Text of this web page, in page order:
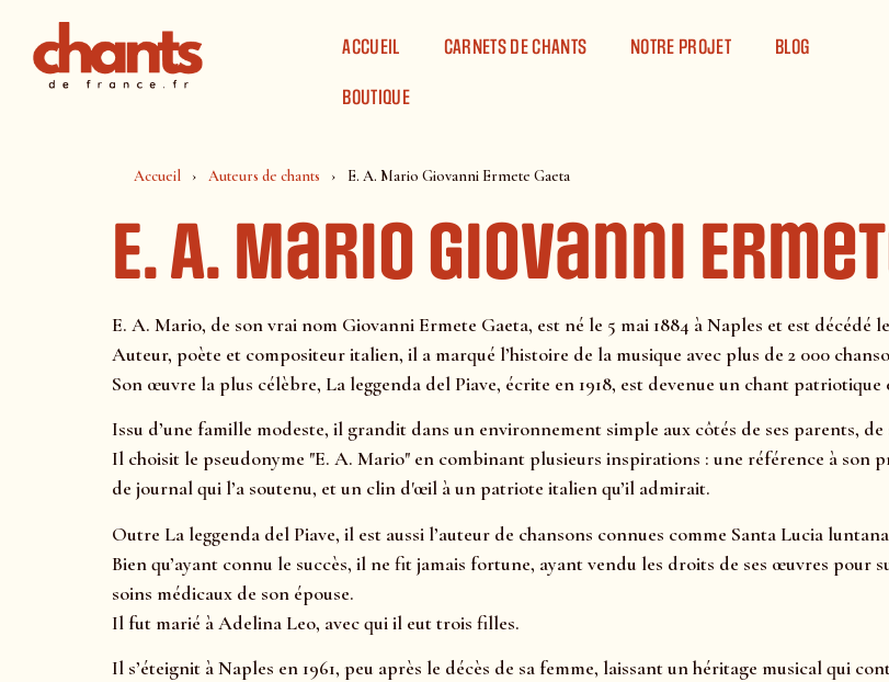
ACCUEIL CARNETS DE CHANTS NOTRE PROJET BLOG
BOUTIQUE
Accueil Auteurs de chants E. A. Mario Giovanni Ermete Gaeta
E. A. Mario Giovanni
E. A. Mario, de son vrai nom Giovanni Ermete Gaeta, est né le 5 mai 1884 à Naples et est décédé le
Auteur, poète et compositeur italien, il a marqué l’histoire de la musique avec plus de 2 000
Son œuvre la plus célèbre, La leggenda del Piave, écrite en 1918, est devenue un chant
Issu d’une famille modeste, il grandit dans un environnement simple aux côtés de ses parents,
Il choisit le pseudonyme "E. A. Mario" en combinant plusieurs inspirations : une référence à son
de journal qui l’a soutenu, et un clin d'œil à un patriote italien qu’il admirait.
Outre La leggenda del Piave, il est aussi l’auteur de chansons connues comme Santa Lucia
Bien qu’ayant connu le succès, il ne fit jamais fortune, ayant vendu les droits de ses œuvres pour
soins médicaux de son épouse.
Il fut marié à Adelina Leo, avec qui il eut trois filles.
Il s’éteignit à Naples en 1961, peu après le décès de sa femme, laissant un héritage musical qui